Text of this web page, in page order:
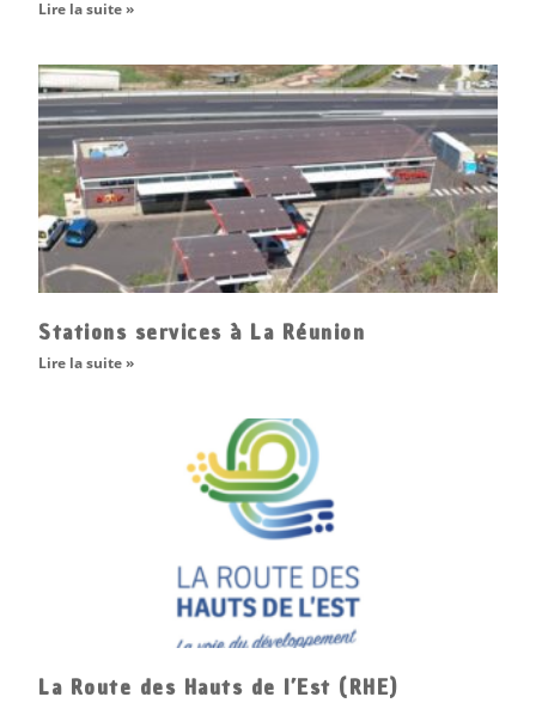
Lire la suite »
Stations services à La Réunion
Lire la suite »
La Route des Hauts de l’Est (RHE)